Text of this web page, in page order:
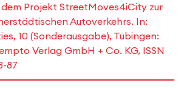
dem Projekt StreetMoves4iCity zur
Autoverkehrs. In:
10 (Sonderausgabe), Tübingen:
Verlag GmbH + Co. KG, ISSN
87